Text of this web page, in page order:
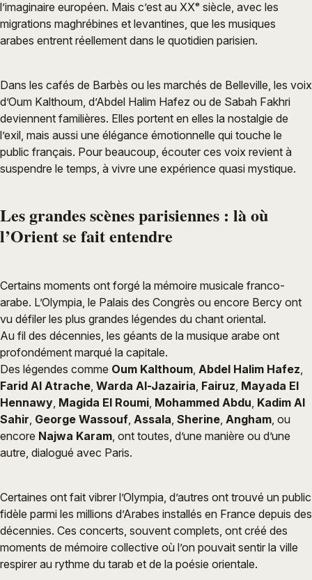
l’imaginaire européen. Mais c’est au XXᵉ siècle, avec les
migrations maghrébines et levantines, que les musiques
arabes entrent réellement dans le quotidien parisien.
Dans les cafés de Barbès ou les marchés de Belleville, les voix
d’Oum Kalthoum, d’Abdel Halim Hafez ou de Sabah Fakhri
deviennent familières. Elles portent en elles la nostalgie de
l’exil, mais aussi une élégance émotionnelle qui touche le
public français. Pour beaucoup, écouter ces voix revient à
suspendre le temps, à vivre une expérience quasi mystique.
Les grandes scènes parisiennes : là où
l’Orient se fait entendre
Certains moments ont forgé la mémoire musicale franco-
arabe. L’Olympia, le Palais des Congrès ou encore Bercy ont
vu défiler les plus grandes légendes du chant oriental.
Au fil des décennies, les géants de la musique arabe ont
profondément marqué la capitale.
Des légendes comme Oum Kalthoum, Abdel Halim Hafez,
Farid Al Atrache, Warda Al-Jazairia, Fairuz, Mayada El
Hennawy, Magida El Roumi, Mohammed Abdu, Kadim Al
Sahir, George Wassouf, Assala, Sherine, Angham, ou
encore Najwa Karam, ont toutes, d’une manière ou d’une
autre, dialogué avec Paris.
Certaines ont fait vibrer l’Olympia, d’autres ont trouvé un public
fidèle parmi les millions d’Arabes installés en France depuis des
décennies. Ces concerts, souvent complets, ont créé des
moments de mémoire collective où l’on pouvait sentir la ville
respirer au rythme du tarab et de la poésie orientale.